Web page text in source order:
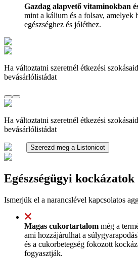
Gazdag alapvető vitaminokban
mint a kálium és a folsav, amelyek
egészséghez és jóléthez.
Ha változtatni szeretnél étkezési
bevásárlólistádat
Ha változtatni szeretnél étkezési
bevásárlólistádat
Szerezd meg a Listonicot
Egészségügyi kockázatok
Ismerjük el a narancslével kapcsolatos
Magas cukortartalom még a
ami hozzájárulhat a
és a cukorbetegség fokozott
fogyasztják.